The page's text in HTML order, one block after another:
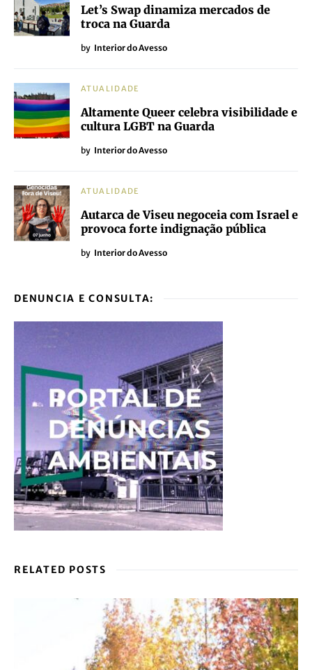
Let’s Swap dinamiza mercados de
troca na Guarda
by Interior do Avesso
ATUALIDADE
Altamente Queer celebra visibilidade e
cultura LGBT na Guarda
by Interior do Avesso
ATUALIDADE
Autarca de Viseu negoceia com Israel e
provoca forte indignação pública
by Interior do Avesso
DENUNCIA E CONSULTA:
RELATED POSTS